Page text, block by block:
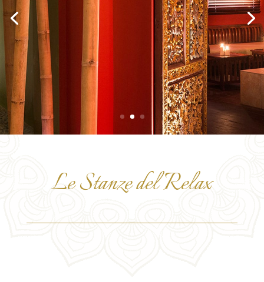
Le Stanze del Relax